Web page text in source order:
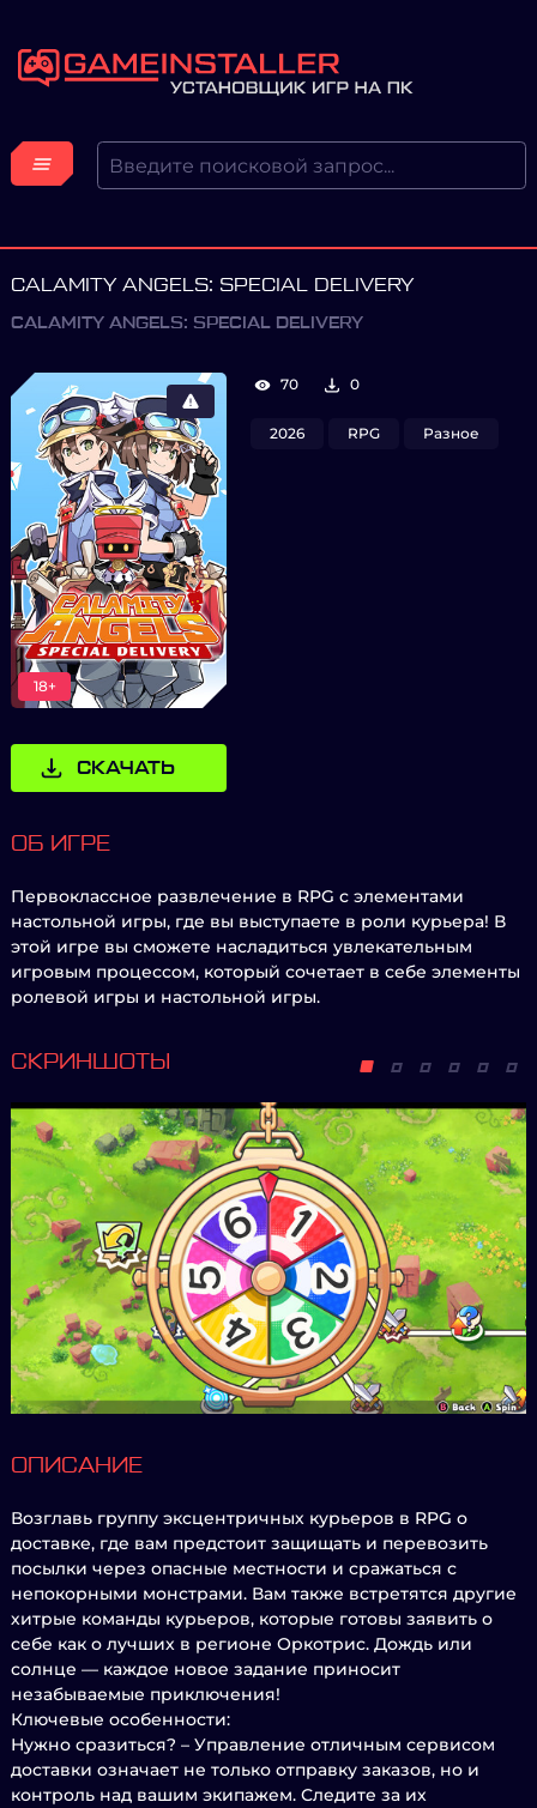
CALAMITY ANGELS: SPECIAL DELIVERY
CALAMITY ANGELS: SPECIAL DELIVERY
18+
СКАЧАТЬ
70 0
2026 RPG Разное
ОБ ИГРЕ
Первоклассное развлечение в RPG с элементами
настольной игры, где вы выступаете в роли курьера! В
этой игре вы сможете насладиться увлекательным
игровым процессом, который сочетает в себе элементы
ролевой игры и настольной игры.
СКРИНШОТЫ
ОПИСАНИЕ
Возглавь группу эксцентричных курьеров в RPG о
доставке, где вам предстоит защищать и перевозить
посылки через опасные местности и сражаться с
непокорными монстрами. Вам также встретятся другие
хитрые команды курьеров, которые готовы заявить о
себе как о лучших в регионе Оркотрис. Дождь или
солнце — каждое новое задание приносит
незабываемые приключения!
Ключевые особенности:
Нужно сразиться? – Управление отличным сервисом
доставки означает не только отправку заказов, но и
контроль над вашим экипажем. Следите за их